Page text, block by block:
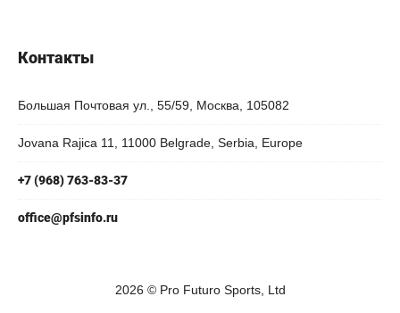
Контакты
Большая Почтовая ул., 55/59, Москва, 105082
Jovana Rajica 11, 11000 Belgrade, Serbia, Europe
+7 (968) 763-83-37
office@pfsinfo.ru
2026 © Pro Futuro Sports, Ltd